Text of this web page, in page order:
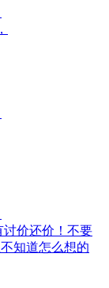
讨价还价！不要
知道怎么想的